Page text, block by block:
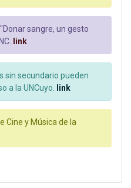
sangre, un gesto
link
sin secundario pueden
a la UNCuyo. link
Cine y Música de la